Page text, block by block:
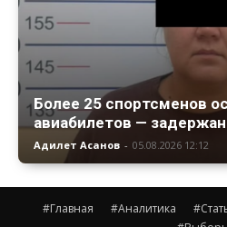
Более 25 спортсменов
авиабилетов —
Адилет Асанов - 05.08.2026 12:12
#Главная #Аналитика